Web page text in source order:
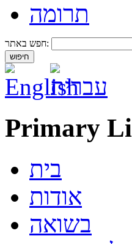
תרומה
חפש באתר:
Primary
בית
אודות
בשואה